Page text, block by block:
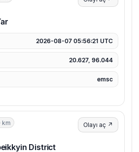
2026-08-07 05:56:21 UTC
20.627, 96.044
emsc
km Olayı aç ↗
District